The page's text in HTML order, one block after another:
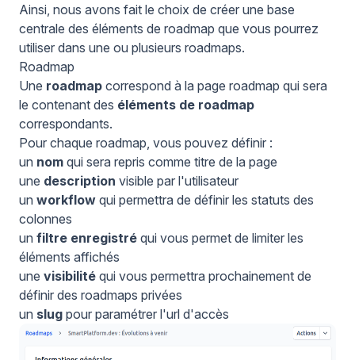
Ainsi, nous avons fait le choix de créer une base
centrale des éléments de roadmap que vous pourrez
utiliser dans une ou plusieurs roadmaps.
Roadmap
Une roadmap correspond à la page roadmap qui sera
le contenant des éléments de roadmap
correspondants.
Pour chaque roadmap, vous pouvez définir :
un nom qui sera repris comme titre de la page
une description visible par l'utilisateur
un workflow qui permettra de définir les statuts des
colonnes
un filtre enregistré qui vous permet de limiter les
éléments affichés
une visibilité qui vous permettra prochainement de
définir des roadmaps privées
un slug pour paramétrer l'url d'accès